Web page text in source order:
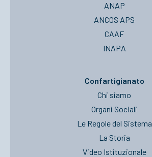
ANAP
ANCOS APS
CAAF
INAPA
Confartigianato
Chi siamo
Organi Sociali
Le Regole del Sistema
La Storia
Video Istituzionale